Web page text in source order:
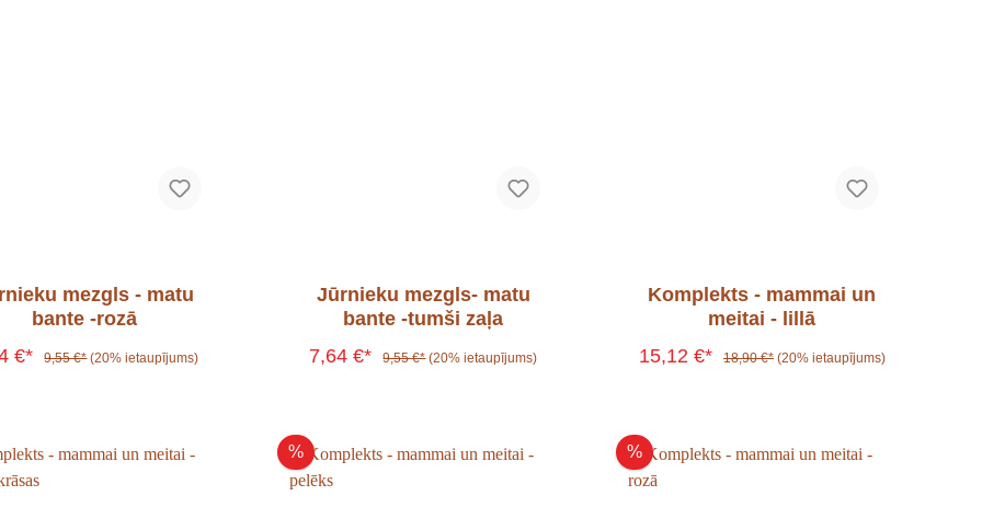
mezgls - matu
bante -rozā
€*
9,55 €* (20% ietaupījums)
Jūrnieku mezgls- matu
bante -tumši zaļa
7,64 €*
9,55 €* (20% ietaupījums)
Komplekts - mammai un
meitai - lillā
15,12 €*
18,90 €* (20% ietaupījums)
% %